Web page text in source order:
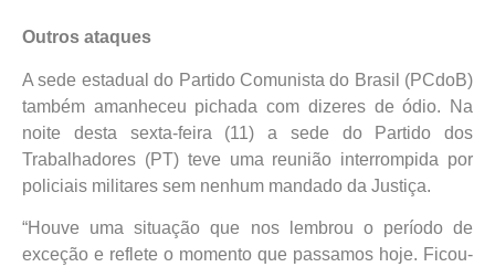
Outros ataques
A sede estadual do Partido Comunista do Brasil (PCdoB)
também amanheceu pichada com dizeres de ódio. Na
noite desta sexta-feira (11) a sede do Partido dos
Trabalhadores (PT) teve uma reunião interrompida por
policiais militares sem nenhum mandado da Justiça.
“Houve uma situação que nos lembrou o período de
exceção e reflete o momento que passamos hoje. Ficou-